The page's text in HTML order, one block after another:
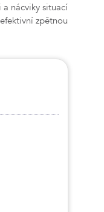
nácviky situací
zpětnou